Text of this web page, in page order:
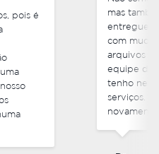
pedidos foram
e foram muito flexíveis
em alguns dos
Foi ótimo lidar com a
de Traduções e não
recomendar os seus
trabalhar com vocês